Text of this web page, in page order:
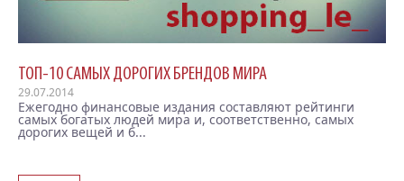
ТОП-10 САМЫХ ДОРОГИХ БРЕНДОВ МИРА
29.07.2014
Ежегодно финансовые издания составляют рейтинги
самых богатых людей мира и, соответственно, самых
дорогих вещей и б...